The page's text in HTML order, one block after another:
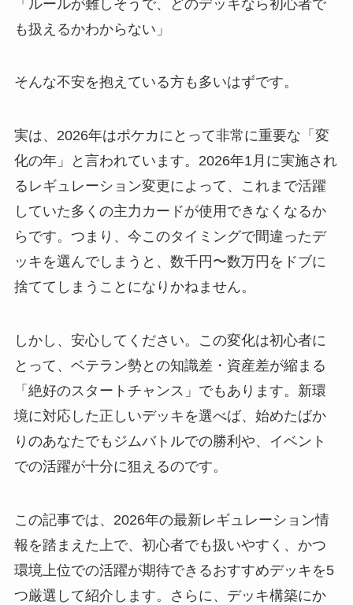
「ルールが難しそうで、どのデッキなら初心者で
も扱えるかわからない」
そんな不安を抱えている方も多いはずです。
実は、2026年はポケカにとって非常に重要な「変
化の年」と言われています。2026年1月に実施され
るレギュレーション変更によって、これまで活躍
していた多くの主力カードが使用できなくなるか
らです。つまり、今このタイミングで間違ったデ
ッキを選んでしまうと、数千円〜数万円をドブに
捨ててしまうことになりかねません。
しかし、安心してください。この変化は初心者に
とって、ベテラン勢との知識差・資産差が縮まる
「絶好のスタートチャンス」でもあります。新環
境に対応した正しいデッキを選べば、始めたばか
りのあなたでもジムバトルでの勝利や、イベント
での活躍が十分に狙えるのです。
この記事では、2026年の最新レギュレーション情
報を踏まえた上で、初心者でも扱いやすく、かつ
環境上位での活躍が期待できるおすすめデッキを5
つ厳選して紹介します。さらに、デッキ構築にか